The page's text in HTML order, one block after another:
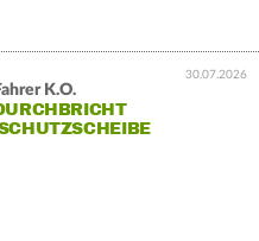
30.07.2026
K.O.